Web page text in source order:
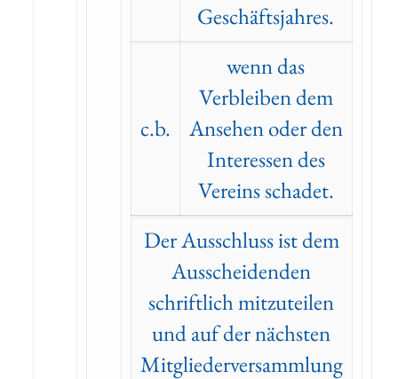
Geschäftsjahres.
c.b.
wenn das
Verbleiben dem
Ansehen oder den
Interessen des
Vereins schadet.
Der Ausschluss ist dem
Ausscheidenden
schriftlich mitzuteilen
und auf der nächsten
Mitgliederversammlung